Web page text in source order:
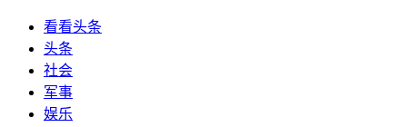
看看头条
头条
社会
军事
娱乐